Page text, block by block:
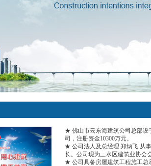
★ 佛山市云东海建筑公司总部设
司，注册资金10300万元。
★ 公司法人及总经理 郑炳飞 从
长。公司现为三水区建筑业协会
★ 公司具备房屋建筑工程施工总